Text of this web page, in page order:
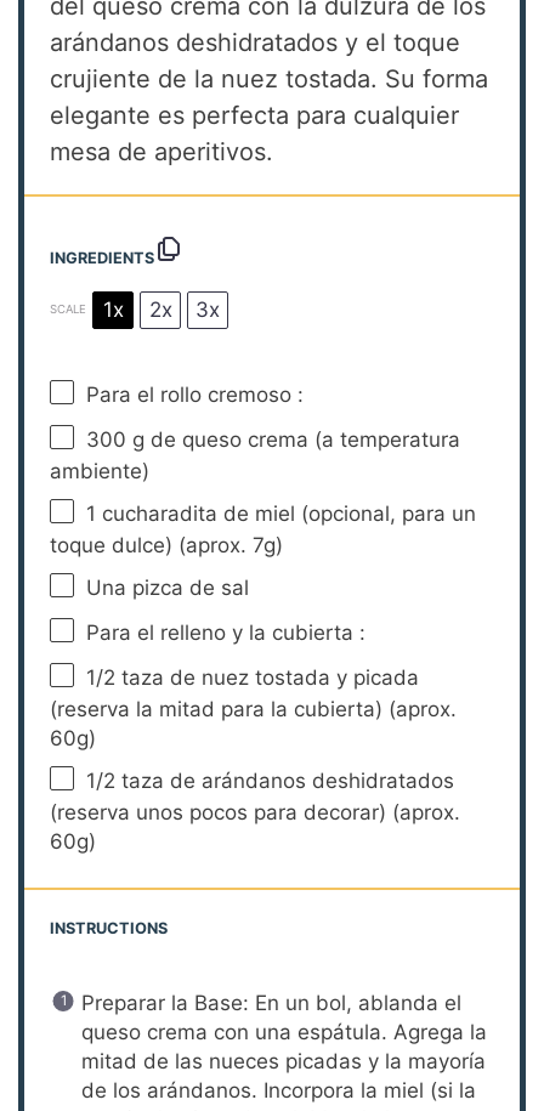
del queso crema con la dulzura de los
arándanos deshidratados y el toque
crujiente de la nuez tostada. Su forma
elegante es perfecta para cualquier
mesa de aperitivos.
INGREDIENTS
SCALE 1x 2x 3x
Para el rollo cremoso :
300 g de queso crema (a temperatura
ambiente)
1 cucharadita de miel (opcional, para un
toque dulce) (aprox.7g)
Una pizca de sal
Para el relleno y la cubierta :
1/2 taza de nuez tostada y picada
(reserva la mitad para la cubierta) (aprox.
60g)
1/2 taza de arándanos deshidratados
(reserva unos pocos para decorar) (aprox.
60g)
INSTRUCTIONS
Preparar la Base: En un bol, ablanda el
queso crema con una espátula. Agrega la
mitad de las nueces picadas y la mayoría
de los arándanos. Incorpora la miel (si la